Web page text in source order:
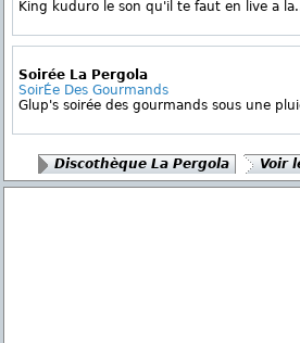
King kuduro le son qu'il te faut en live a
Soirée La Pergola
SoirÉe Des Gourmands
Glup's soirée des gourmands sous une
Discothèque La Pergola Voir